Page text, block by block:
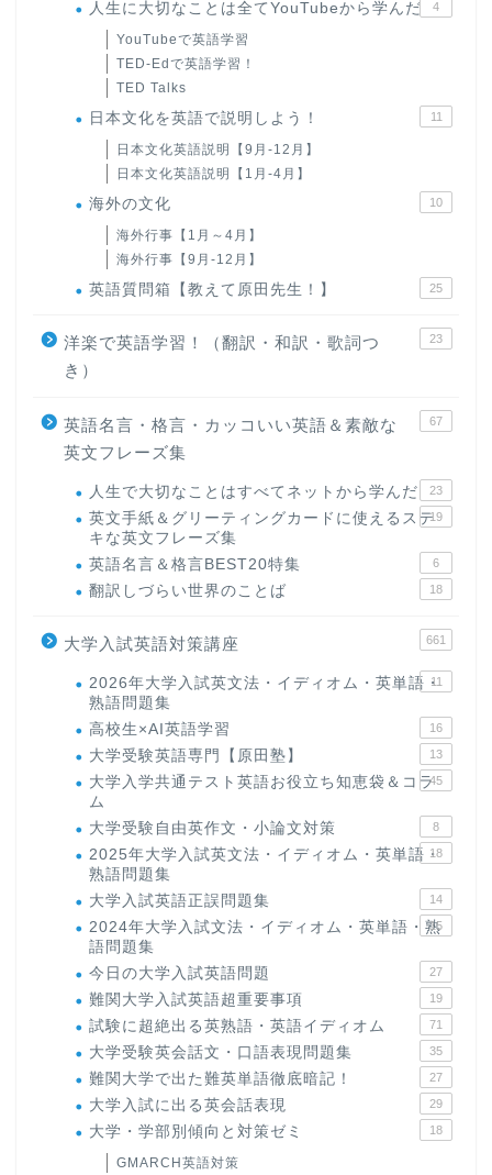
人生に大切なことは全てYouTubeから学んだ 4
YouTubeで英語学習
TED-Edで英語学習！
TED Talks
日本文化を英語で説明しよう！ 11
日本文化英語説明【9月-12月】
日本文化英語説明【1月-4月】
海外の文化 10
海外行事【1月～4月】
海外行事【9月-12月】
英語質問箱【教えて原田先生！】 25
洋楽で英語学習！（翻訳・和訳・歌詞つ
き）
23
英語名言・格言・カッコいい英語＆素敵な
英文フレーズ集
67
人生で大切なことはすべてネットから学んだ 23
英文手紙＆グリーティングカードに使えるステ
キな英文フレーズ集
19
英語名言＆格言BEST20特集 6
翻訳しづらい世界のことば 18
大学入試英語対策講座 661
2026年大学入試英文法・イディオム・英単語・
熟語問題集
11
高校生×AI英語学習 16
大学受験英語専門【原田塾】 13
大学入学共通テスト英語お役立ち知恵袋＆コラ
ム
45
大学受験自由英作文・小論文対策 8
2025年大学入試英文法・イディオム・英単語・
熟語問題集
18
大学入試英語正誤問題集 14
2024年大学入試文法・イディオム・英単語・熟
語問題集
15
今日の大学入試英語問題 27
難関大学入試英語超重要事項 19
試験に超絶出る英熟語・英語イディオム 71
大学受験英会話文・口語表現問題集 35
難関大学で出た難英単語徹底暗記！ 27
大学入試に出る英会話表現 29
大学・学部別傾向と対策ゼミ 18
GMARCH英語対策